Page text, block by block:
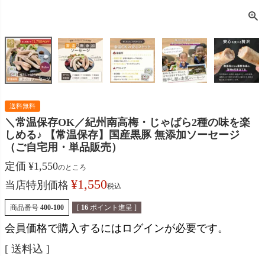
送料無料
＼常温保存OK／紀州南高梅・じゃばら2種の味を楽
しめる♪
【常温保存】国産黒豚 無添加ソーセージ
（ご自宅用・単品販売）
定価 ¥1,550のところ
当店特別価格 ¥1,550税込
商品番号 400-100 [ 16 ポイント進呈 ]
会員価格で購入するにはログインが必要です。
送料込